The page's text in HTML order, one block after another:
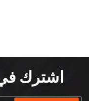
اشترك في